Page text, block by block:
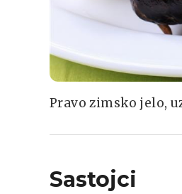
Pravo zimsko jelo,
Sastojci